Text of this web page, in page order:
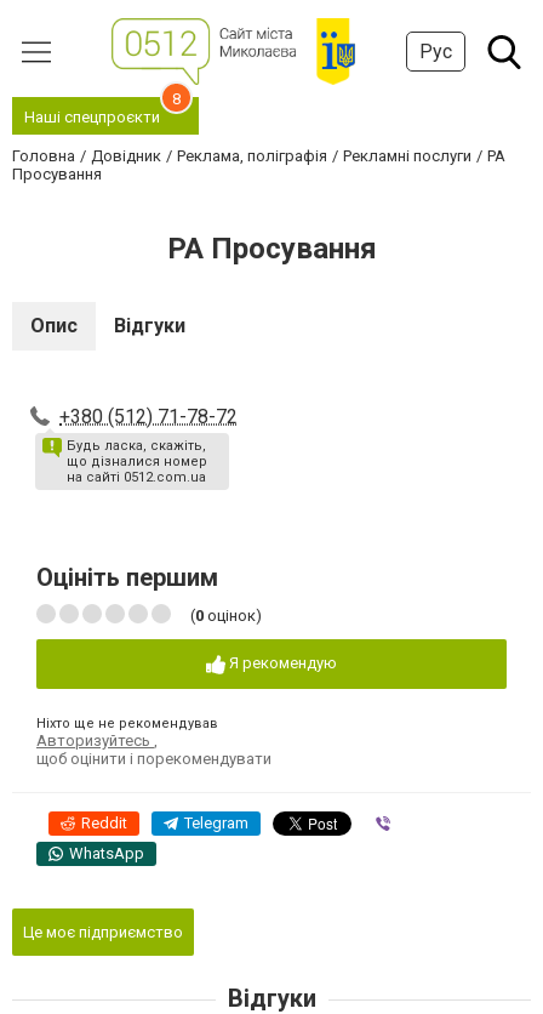
Рус
Наші спецпроєкти
8
Головна Довідник Реклама, поліграфія Рекламні послуги
РА
Просування
РА Просування
Опис Відгуки
+380 (512) 71-78-72
Будь ласка, скажіть,
що дізналися номер
на сайті 0512.com.ua
Оцініть першим
(0 оцінок)
Я рекомендую
Ніхто ще не рекомендував
Авторизуйтесь
щоб оцінити і порекомендувати
Reddit Telegram
WhatsApp
Це моє підприємство
Відгуки